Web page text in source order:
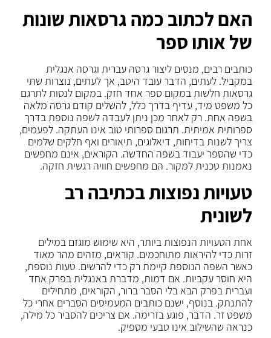
האם לכתוב כמה גרסאות שונות
של אותו ספר
כותבים רבים, מנסים ליצור גרסה עברית וגרסה אנגלית
במקביל. לעתים, הדבר עובד היטב, אך לעתים, נוצרות שתי
גרסאות חלשות במקום ספר אחד חזק. במקום לנסות לתרגם
כל משפט מיד, עדיף בדרך כלל, להשלים קודם גרסה מלאה
בשפה אחת. רק לאחר מכן ניתן לעבדה לשפה נוספת בדרך
ספרותית אמיתית. תרגום ספרותי טוב אינו העתקה. לפעמים,
צריך לשנות בדיחות, דיאלוגים, תיאורים ואף חלקים שלמים
כדי שהספר יעבוד בשפה החדשה. הקוראים, אינם מחפשים
נאמנות טכנית למקור. הם מחפשים חוויה רגשית חזקה.
טעויות נפוצות בכתיבה רב
לשונית
אחת הטעויות הנפוצות ביותר, היא שימוש מוגזם במילים
זרות כדי להיראות מתוחכמים. קוראים, מזהים מהר מאוד
כאשר השפה הנוספת קיימת רק כדי להרשים. טעות נוספת,
היא חוסר עקביות. אם דמות, מדברת באנגלית בפרק אחד
ועברית בפרק הבא בלי הסבר ברור, הקוראים, מתחילים
להתנתק. בנוסף, ישנם כותבים המעמיסים הסברים אחרי כל
משפט זר. הדבר, פוגע בזרימה. אם צריכים להסביר כל מילה,
כנראה שהשילוב אינו טבעי מספיק.